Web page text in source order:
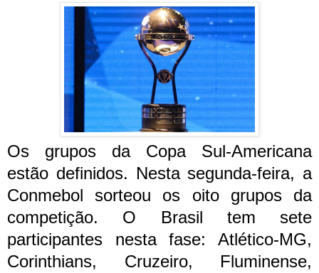
Os grupos da Copa Sul-Americana
estão definidos. Nesta segunda-feira, a
Conmebol sorteou os oito grupos da
competição. O Brasil tem sete
participantes nesta fase: Atlético-MG,
Corinthians, Cruzeiro, Fluminense,